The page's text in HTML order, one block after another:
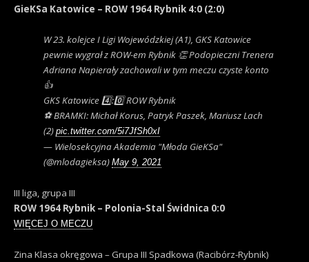
GieKSa Katowice – ROW 1964 Rybnik 4:0 (2:0)
W 23. kolejce I Ligi Wojewódzkiej (A1), GKS Katowice
pewnie wygrał z ROW-em Rybnik 👏 Podopieczni Trenera
Adriana Napierały zachowali w tym meczu czyste konto
👍
GKS Katowice 4️⃣:0️⃣ ROW Rybnik
⚽️ BRAMKI: Michał Korus, Patryk Paszek, Mariusz Lach
(2) pic.twitter.com/5i7JfSh0xI
— Wielosekcyjna Akademia "Młoda GieKSa"
(@mlodagieksa) May 9, 2021
III liga, grupa III
ROW 1964 Rybnik – Polonia-Stal Świdnica 0:0
WIĘCEJ O MECZU
Zina Klasa okręgowa – Grupa III Spadkowa (Racibórz-Rybnik)